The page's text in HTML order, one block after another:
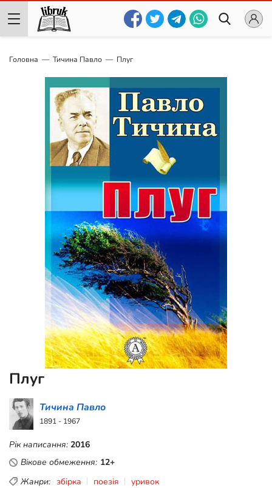
Головна Тичина Павло Плуг
Плуг
Тичина Павло
1891 - 1967
Рік написання: 2016
Вікове обмеження: 12+
Жанри: збірка поезія уривок